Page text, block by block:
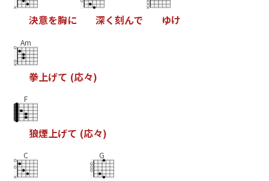
決意を胸に 深く刻んで ゆけ
Am
拳上げて (応々)
F
狼煙上げて (応々)
C G